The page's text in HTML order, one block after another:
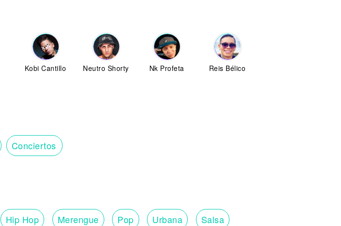
Kobi Cantillo Neutro Shorty Nk Profeta Reis Bélico
Conciertos
Hip Hop Merengue Pop Urbana Salsa